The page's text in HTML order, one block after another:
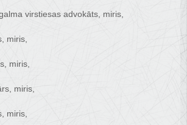
virstiesas advokāts, miris,
miris,
miris,
miris,
miris,